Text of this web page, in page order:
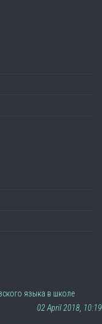
языка в школе
02 April 2018, 10:19